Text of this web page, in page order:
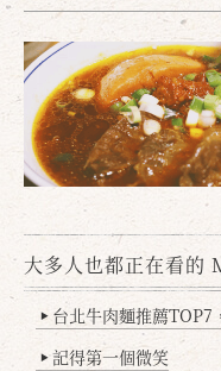
大多人也都正在看
▶ 台北牛肉麵推薦TOP7，
▶ 記得第一個微笑
確定